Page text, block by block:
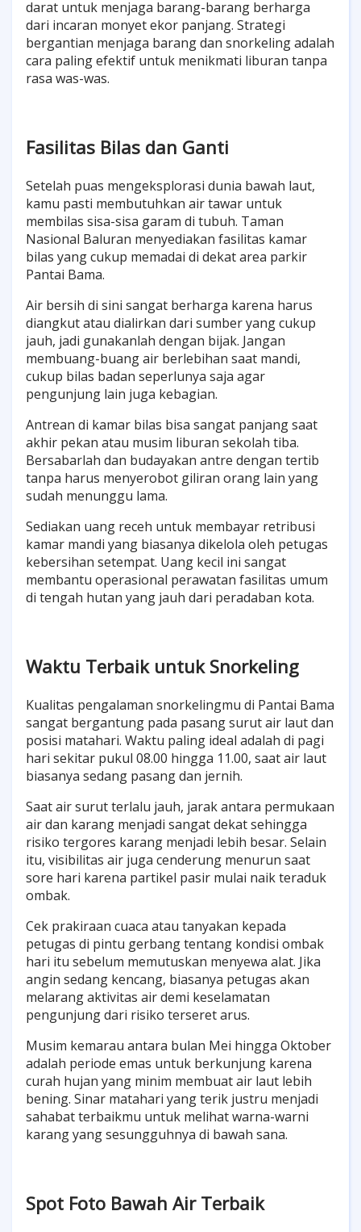
darat untuk menjaga barang-barang berharga
dari incaran monyet ekor panjang. Strategi
bergantian menjaga barang dan snorkeling adalah
cara paling efektif untuk menikmati liburan tanpa
rasa was-was.
Fasilitas Bilas dan Ganti
Setelah puas mengeksplorasi dunia bawah laut,
kamu pasti membutuhkan air tawar untuk
membilas sisa-sisa garam di tubuh. Taman
Nasional Baluran menyediakan fasilitas kamar
bilas yang cukup memadai di dekat area parkir
Pantai Bama.
Air bersih di sini sangat berharga karena harus
diangkut atau dialirkan dari sumber yang cukup
jauh, jadi gunakanlah dengan bijak. Jangan
membuang-buang air berlebihan saat mandi,
cukup bilas badan seperlunya saja agar
pengunjung lain juga kebagian.
Antrean di kamar bilas bisa sangat panjang saat
akhir pekan atau musim liburan sekolah tiba.
Bersabarlah dan budayakan antre dengan tertib
tanpa harus menyerobot giliran orang lain yang
sudah menunggu lama.
Sediakan uang receh untuk membayar retribusi
kamar mandi yang biasanya dikelola oleh petugas
kebersihan setempat. Uang kecil ini sangat
membantu operasional perawatan fasilitas umum
di tengah hutan yang jauh dari peradaban kota.
Waktu Terbaik untuk Snorkeling
Kualitas pengalaman snorkelingmu di Pantai Bama
sangat bergantung pada pasang surut air laut dan
posisi matahari. Waktu paling ideal adalah di pagi
hari sekitar pukul 08.00 hingga 11.00, saat air laut
biasanya sedang pasang dan jernih.
Saat air surut terlalu jauh, jarak antara permukaan
air dan karang menjadi sangat dekat sehingga
risiko tergores karang menjadi lebih besar. Selain
itu, visibilitas air juga cenderung menurun saat
sore hari karena partikel pasir mulai naik teraduk
ombak.
Cek prakiraan cuaca atau tanyakan kepada
petugas di pintu gerbang tentang kondisi ombak
hari itu sebelum memutuskan menyewa alat. Jika
angin sedang kencang, biasanya petugas akan
melarang aktivitas air demi keselamatan
pengunjung dari risiko terseret arus.
Musim kemarau antara bulan Mei hingga Oktober
adalah periode emas untuk berkunjung karena
curah hujan yang minim membuat air laut lebih
bening. Sinar matahari yang terik justru menjadi
sahabat terbaikmu untuk melihat warna-warni
karang yang sesungguhnya di bawah sana.
Spot Foto Bawah Air Terbaik